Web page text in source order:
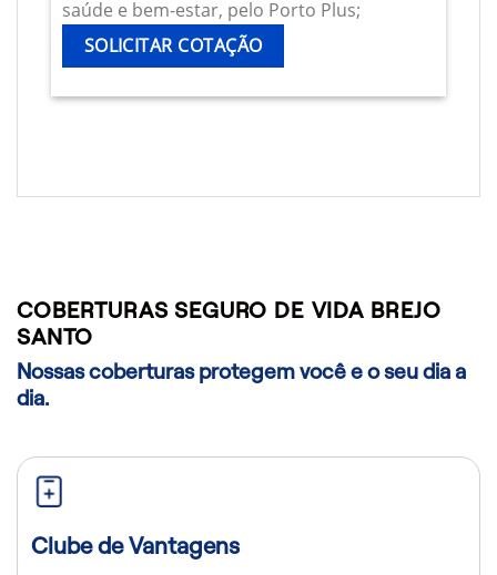
saúde e bem-estar, pelo Porto Plus;
SOLICITAR COTAÇÃO
COBERTURAS SEGURO DE VIDA BREJO
SANTO
Nossas coberturas protegem você e o seu dia a
dia.
Clube de Vantagens